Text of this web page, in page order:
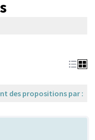
des propositions par :